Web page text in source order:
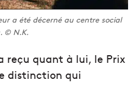
a été décerné au centre social
© N.K.
reçu quant à lui, le Prix
distinction qui